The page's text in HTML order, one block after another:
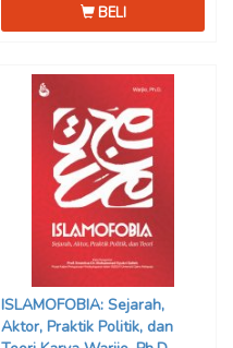
BELI
ISLAMOFOBIA: Sejarah,
Aktor, Praktik Politik, dan